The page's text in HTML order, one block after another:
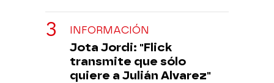
INFORMACIÓN
Jota Jordi: "Flick
transmite que sólo
quiere a Julián Alvarez"